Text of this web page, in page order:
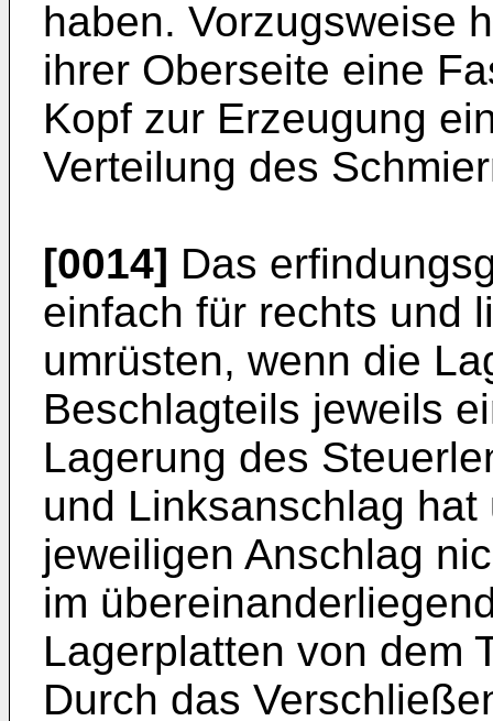
haben. Vorzugsweise
ihrer Oberseite eine
Kopf zur Erzeugung
Verteilung des
[0014] Das
einfach für rechts und
umrüsten, wenn die
Beschlagteils jeweils
Lagerung des
und Linksanschlag
jeweiligen Anschlag
im
Lagerplatten von dem
Durch das